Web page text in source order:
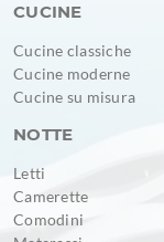
CUCINE
Cucine classiche
Cucine moderne
Cucine su misura
NOTTE
Letti
Camerette
Comodini